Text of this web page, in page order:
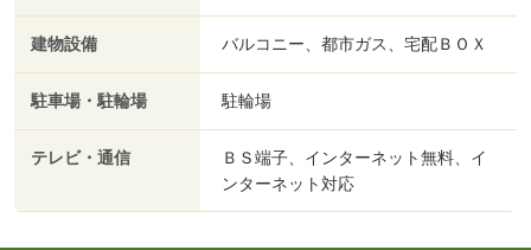
建物設備 バルコニー、都市ガス、宅配ＢＯＸ
駐車場・駐輪場 駐輪場
テレビ・通信
ＢＳ端子、インターネット無料、イ
ンターネット対応